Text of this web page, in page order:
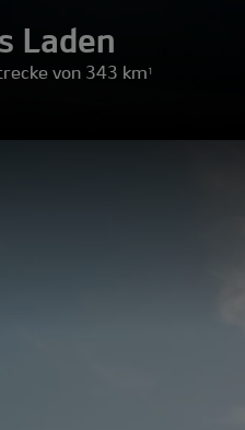
Laden
von 343 km1